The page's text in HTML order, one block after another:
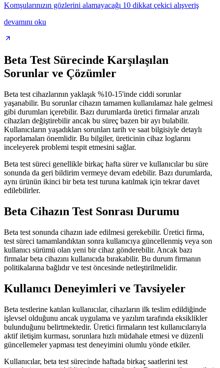
Komşularınızın gözlerini alamayacağı 10 dikkat çekici alışveriş
devamını oku
Beta Test Sürecinde Karşılaşılan
Sorunlar ve Çözümler
Beta test cihazlarının yaklaşık %10-15'inde ciddi sorunlar
yaşanabilir. Bu sorunlar cihazın tamamen kullanılamaz hale gelmesi
gibi durumları içerebilir. Bazı durumlarda üretici firmalar arızalı
cihazları değiştirebilir ancak bu süreç bazen bir ayı bulabilir.
Kullanıcıların yaşadıkları sorunları tarih ve saat bilgisiyle detaylı
raporlamaları önemlidir. Bu bilgiler, üreticinin cihaz loglarını
inceleyerek problemi tespit etmesini sağlar.
Beta test süreci genellikle birkaç hafta sürer ve kullanıcılar bu süre
sonunda da geri bildirim vermeye devam edebilir. Bazı durumlarda,
aynı ürünün ikinci bir beta test turuna katılmak için tekrar davet
edilebilirler.
Beta Cihazın Test Sonrası Durumu
Beta test sonunda cihazın iade edilmesi gerekebilir. Üretici firma,
test süreci tamamlandıktan sonra kullanıcıya güncellenmiş veya son
kullanıcı sürümü olan yeni bir cihaz gönderebilir. Ancak bazı
firmalar beta cihazını kullanıcıda bırakabilir. Bu durum firmanın
politikalarına bağlıdır ve test öncesinde netleştirilmelidir.
Kullanıcı Deneyimleri ve Tavsiyeler
Beta testlerine katılan kullanıcılar, cihazların ilk teslim edildiğinde
işlevsel olduğunu ancak uygulama ve yazılım tarafında eksiklikler
bulunduğunu belirtmektedir. Üretici firmaların test kullanıcılarıyla
aktif iletişim kurması, sorunlara hızlı müdahale etmesi ve düzenli
güncellemeler yapması test deneyimini olumlu yönde etkiler.
Kullanıcılar, beta test sürecinde haftada birkaç saatlerini test